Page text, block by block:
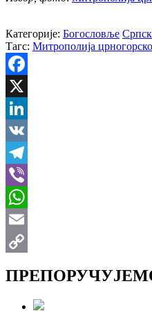
Категорије: Богословље
Тагс: Митрополија
Facebook
X
LinkedIn
VK
Telegram
Viber
WhatsApp
Email